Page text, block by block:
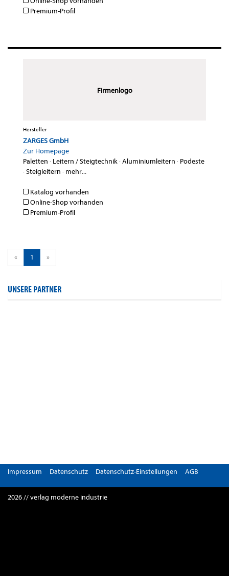
Premium-Profil
Firmenlogo
Hersteller
ZARGES GmbH
Zur Homepage
Paletten · Leitern / Steigtechnik·Aluminiumleitern · Podeste
·Steigleitern · mehr...
Katalog vorhanden
Online-Shop vorhanden
Premium-Profil
« 1 »
UNSERE PARTNER
Impressum Datenschutz Datenschutz-Einstellungen AGB
2026 // verlag moderne industrie